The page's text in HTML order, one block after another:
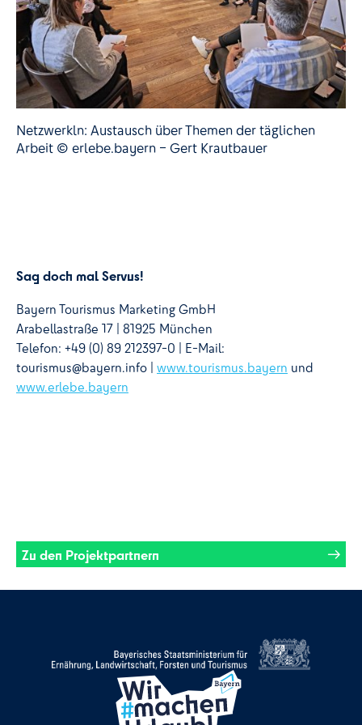
Netzwerkln: Austausch über Themen der täglichen
Arbeit © erlebe.bayern – Gert Krautbauer
Sag doch mal Servus!
Bayern Tourismus Marketing GmbH
Arabellastraße 17 | 81925 München
Telefon: +49 (0) 89 212397-0 | E-Mail:
tourismus@bayern.info | www.tourismus.bayern und
www.erlebe.bayern
Zu den Projektpartnern 